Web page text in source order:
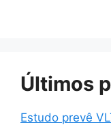
Últimos
Estudo prevê